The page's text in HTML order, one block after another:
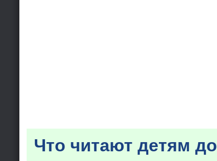
Что читают детям